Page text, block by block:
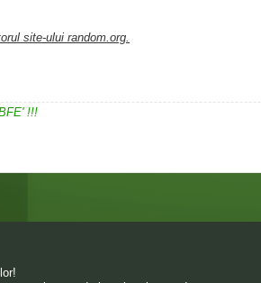
site-ului random.org.
!!!